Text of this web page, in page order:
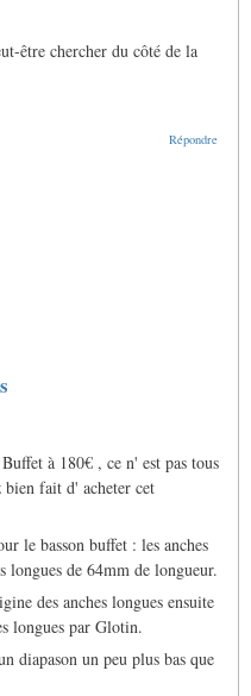
être chercher du côté de la
Répondre
à 180€ , ce n' est pas tous
fait d' acheter cet
le basson buffet : les anches
longues de 64mm de longueur.
des anches longues ensuite
longues par Glotin.
diapason un peu plus bas que